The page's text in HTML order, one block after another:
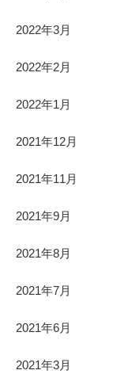
2022年3月
2022年2月
2022年1月
2021年12月
2021年11月
2021年9月
2021年8月
2021年7月
2021年6月
2021年3月